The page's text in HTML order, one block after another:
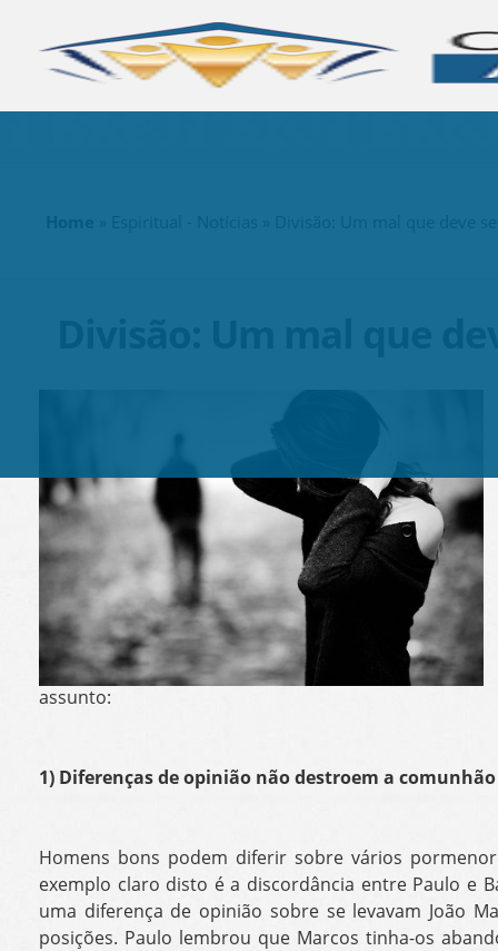
assunto:
1) Diferenças de opinião não destroem a comunhão
Homens bons podem diferir sobre vários
exemplo claro disto é a discordância entre Paulo e
uma diferença de opinião sobre se levavam João
posições. Paulo lembrou que Marcos tinha-os